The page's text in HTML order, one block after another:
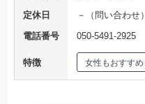
定休日
－（問い合わせ）
電話番号
050-5491-2925
特徴 女性もおすすめ